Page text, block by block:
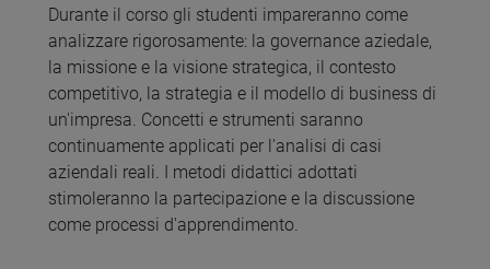
Durante il corso gli studenti impareranno come
analizzare rigorosamente: la governance aziedale,
la missione e la visione strategica, il contesto
competitivo, la strategia e il modello di business di
un'impresa. Concetti e strumenti saranno
continuamente applicati per l'analisi di casi
aziendali reali. I metodi didattici adottati
stimoleranno la partecipazione e la discussione
come processi d'apprendimento.